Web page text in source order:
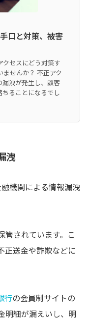
口と対策、被害
クセスにどう対策す
ませんか？ 不正アク
漏洩が発生し、顧客
ることになるでし
洩
機関による情報漏洩
管されています。こ
正送金や詐欺などに
行の会員制サイトの
明細が漏えいし、明